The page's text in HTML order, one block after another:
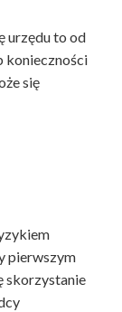
urzędu to od
konieczności
się
pierwszym
skorzystanie